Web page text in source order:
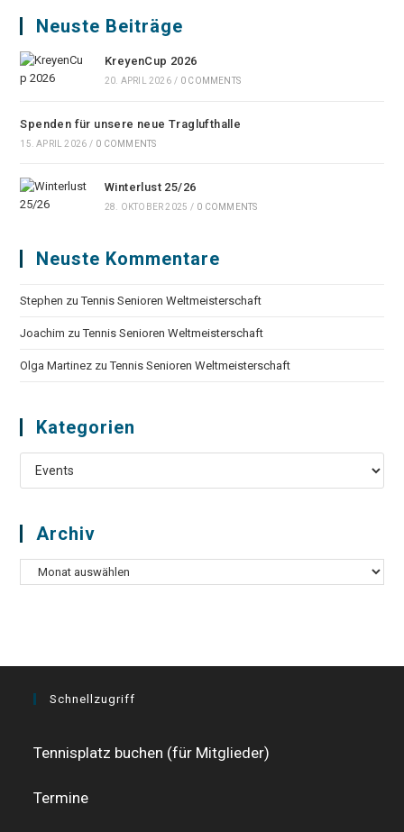
Neuste Beiträge
KreyenCup 2026
20. APRIL 2026 / 0 COMMENTS
Spenden für unsere neue Traglufthalle
15. APRIL 2026 / 0 COMMENTS
Winterlust 25/26
28. OKTOBER 2025 / 0 COMMENTS
Neuste Kommentare
Stephen zuTennis Senioren Weltmeisterschaft
Joachim zuTennis Senioren Weltmeisterschaft
Olga Martinez zuTennis Senioren Weltmeisterschaft
Kategorien
Kategorien
Archiv
Archiv
Schnellzugriff
Tennisplatz buchen (für Mitglieder)
Termine